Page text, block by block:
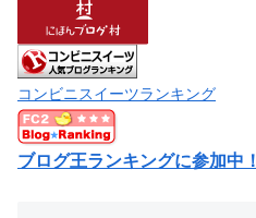
コンビニスイーツランキング
ブログ王ランキングに参加中！